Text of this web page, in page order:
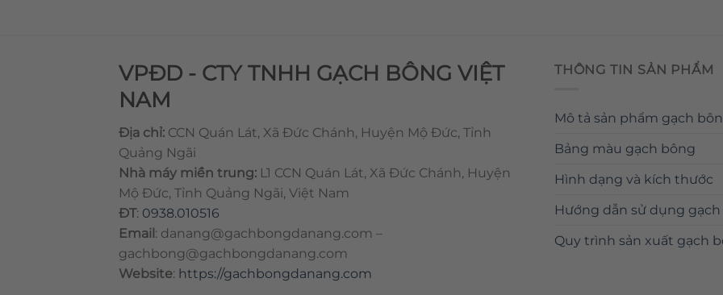
VPĐD - CTY TNHH GẠCH BÔNG VIỆT
NAM
Địa chỉ: CCN Quán Lát, Xã Đức Chánh, Huyện Mộ Đức, Tỉnh
Quảng Ngãi
Nhà máy miền trung: L1 CCN Quán Lát, Xã Đức Chánh, Huyện
Mộ Đức, Tỉnh Quảng Ngãi, Việt Nam
ĐT: 0938.010516
Email : danang@gachbongdanang.com –
gachbong@gachbongdanang.com
Website: https://gachbongdanang.com
THÔNG TIN SẢN PHẨM
Mô tả sản phẩm gạch
Bảng màu gạch bông
Hình dạng và kích thước
Hướng dẫn sử dụng
Quy trình sản xuất gạch